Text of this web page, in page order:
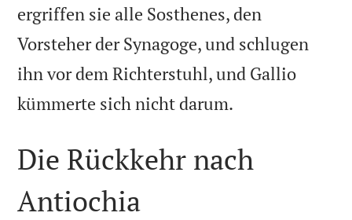
ergriffen sie alle Sosthenes, den
Vorsteher der Synagoge, und schlugen
ihn vor dem Richterstuhl, und Gallio
kümmerte sich nicht darum.
Die Rückkehr nach
Antiochia